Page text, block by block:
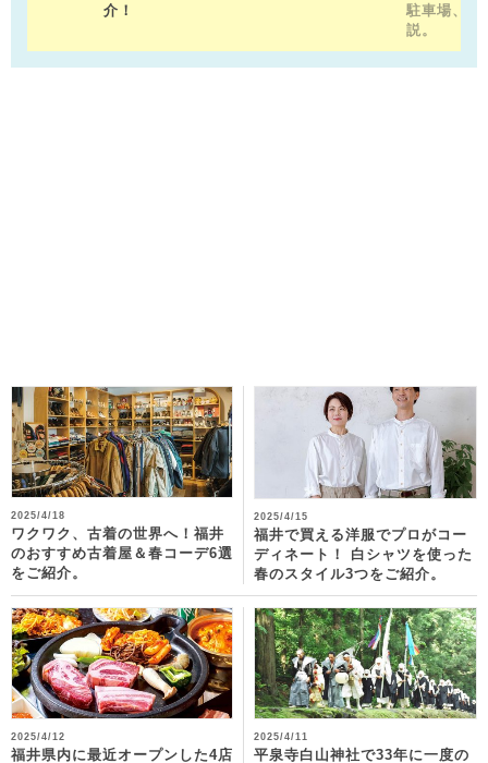
介！
駐車場、お
説。
2025/4/18
ワクワク、古着の世界へ！福井
のおすすめ古着屋＆春コーデ6選
をご紹介。
2025/4/15
福井で買える洋服でプロがコー
ディネート！ 白シャツを使った
春のスタイル3つをご紹介。
2025/4/12
福井県内に最近オープンした4店
2025/4/11
平泉寺白山神社で33年に一度の